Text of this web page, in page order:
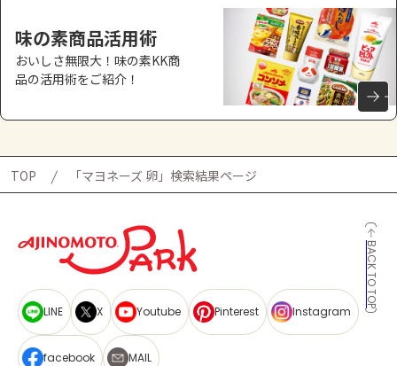
味の素商品活用術
おいしさ無限大！味の素KK商
品の活用術をご紹介！
TOP 「マヨネーズ 卵」検索結果ページ
BACK TO TOP
LINE X Youtube Pinterest Instagram
facebook MAIL